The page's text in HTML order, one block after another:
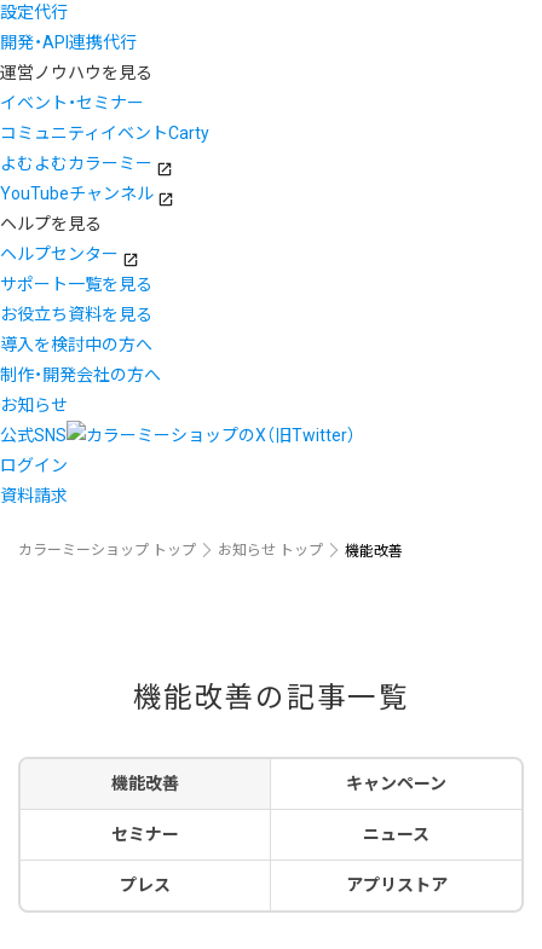
設定代行
開発・API連携代行
運営ノウハウを見る
イベント・セミナー
コミュニティイベントCarty
よむよむカラーミー
YouTubeチャンネル
ヘルプを見る
ヘルプセンター
サポート一覧を見る
お役立ち資料を見る
導入を検討中の方へ
制作・開発会社の方へ
お知らせ
公式SNS
ログイン
資料請求
カラーミーショップ トップ お知らせ トップ 機能改善
機能改善の記事一覧
機能改善 キャンペーン
セミナー ニュース
プレス アプリストア